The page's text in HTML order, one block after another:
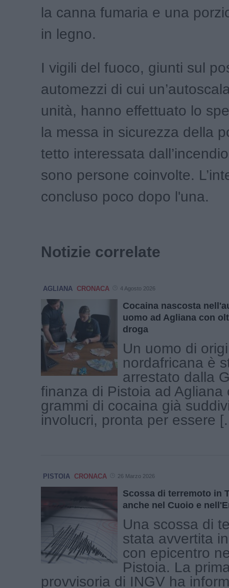
la canna fumaria e una
in legno.
I vigili del fuoco, giunti sul
automezzi di cui
unità, hanno effettuato lo
la messa in sicurezza della
tetto interessata
sono persone coinvolte.
concluso poco dopo l'una.
Notizie correlate
AGLIANA CRONACA 4 Agosto 2026
Cocaina nascosta
uomo ad Agliana con
droga
Un uomo di
nordafricana è
arrestato dalla
finanza di Pistoia ad Agliana
grammi di cocaina già
involucri, pronta per essere
PISTOIA CRONACA 26 Marzo 2026
Scossa di terremoto in
anche nel Cuoio e
Una scossa di
stata avvertita
con epicentro
Pistoia. La
provvisoria di INGV ha